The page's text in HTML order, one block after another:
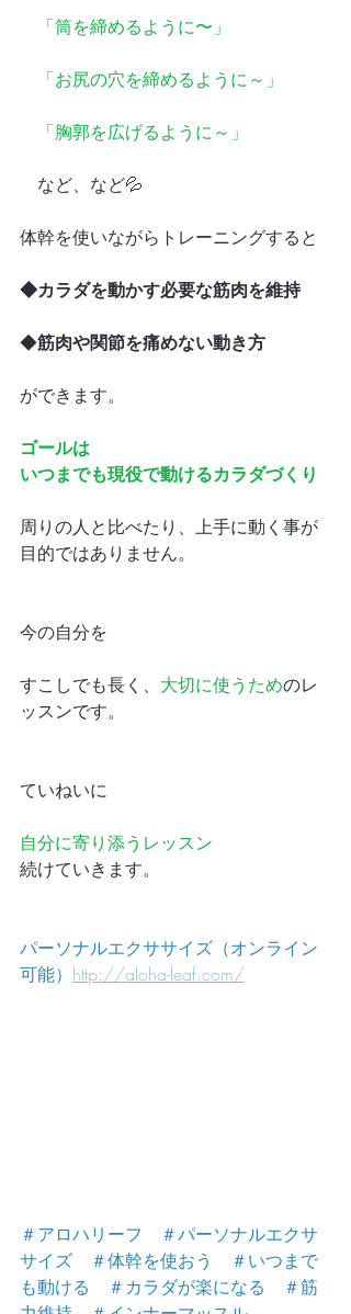
「筒を締めるように〜」
「お尻の穴を締めるように～」
「胸郭を広げるように～」
など、など💦
体幹を使いながらトレーニングすると
◆カラダを動かす必要な筋肉を維持
◆筋肉や関節を痛めない動き方
ができます。
ゴールは
いつまでも現役で動けるカラダづくり
周りの人と比べたり、上手に動く事が
目的ではありません。
今の自分を
すこしでも長く、 大切に使うためのレ
ッスンです。
ていねいに
自分に寄り添うレッスン
続けていきます。
パーソナルエクササイズ（オンライン
可能） http://aloha-leaf.com/
＃アロハリーフ　＃パーソナルエクサ
サイズ　＃体幹を使おう　＃いつまで
も動ける　＃カラダが楽になる　＃筋